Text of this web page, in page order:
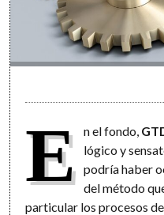
E n el fondo,
lógico y
podría haber
del método
particular los procesos